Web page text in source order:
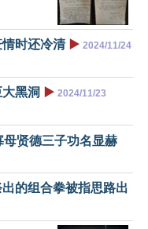
时还冷清 ▶️ 2024/11/24
黑洞 ▶️ 2024/11/23
贤德三子功名显赫
的组合拳被指思路出